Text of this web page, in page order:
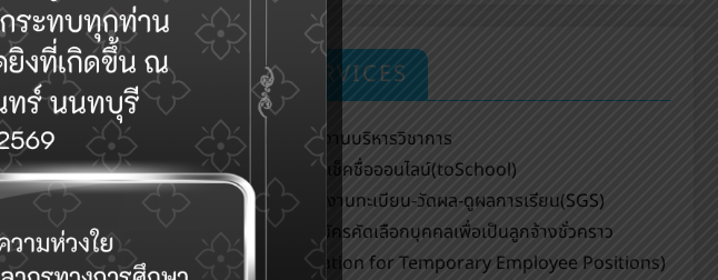
E-SERVICES
กลุ่มงานบริหารวิชาการ
ระบบเช็คชื่อออนไลน์(toSchool)
ระบบงานทะเบียน-วัดผล-ดูผลการเรียน(SGS)
รับสมัครคัดเลือกบุคคลเพื่อเป็นลูกจ้างชั่วคราว
(Application for Temporary Employee Positions)